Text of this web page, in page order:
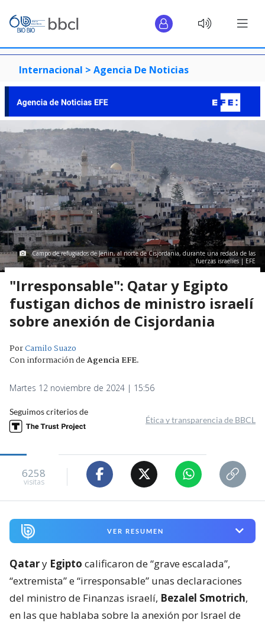
Internacional > Agencia De Noticias
Campo de refugiados de Jenin, al norte de Cisjordania, durante una redada de las
fuerzas israelíes | EFE
"Irresponsable": Qatar y Egipto
fustigan dichos de ministro israelí
sobre anexión de Cisjordania
PorCamilo Suazo
Con información deAgencia EFE.
Martes 12 noviembre de 2024 | 15:56
Seguimos criterios de
Ética y transparencia de BBCL
6258
visitas
VER RESUMEN
Qatary Egipto calificaron de “grave escalada”,
“extremista” e “irresponsable” unas declaraciones
del ministro de Finanzas israelí, Bezalel Smotrich,
en las que hablaba sobre la anexión por Israel de